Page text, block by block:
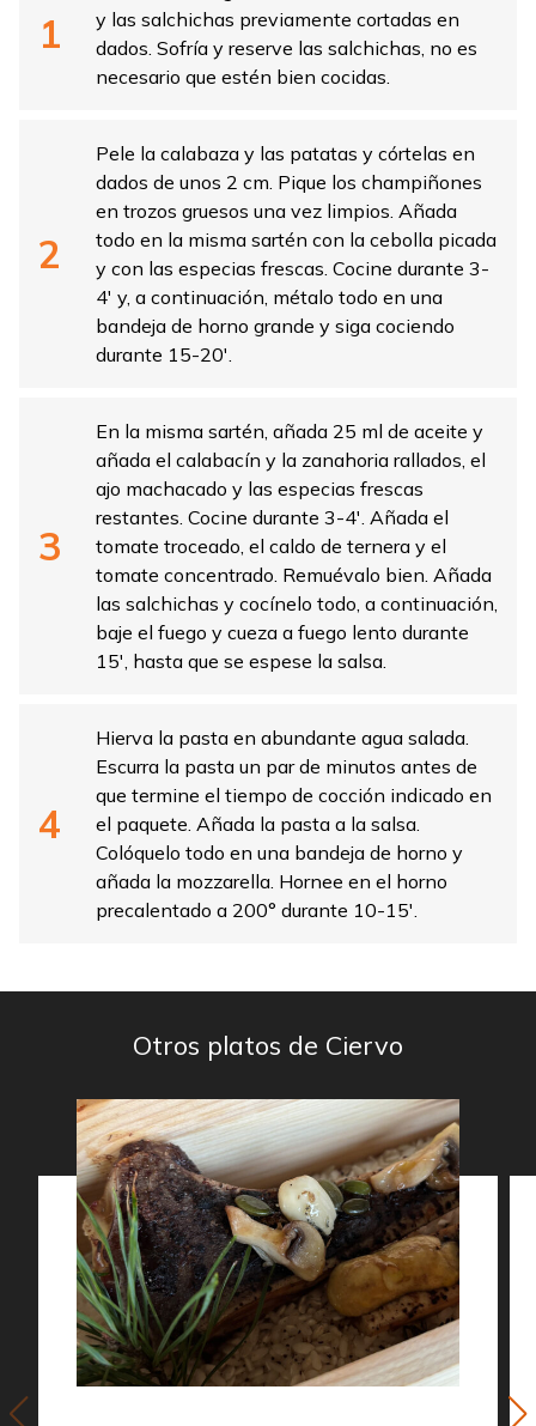
y las salchichas previamente cortadas en
dados. Sofría y reserve las salchichas, no es
necesario que estén bien cocidas.
Pele la calabaza y las patatas y córtelas en
dados de unos 2 cm. Pique los champiñones
en trozos gruesos una vez limpios. Añada
todo en la misma sartén con la cebolla picada
y con las especias frescas. Cocine durante 3-
4′ y, a continuación, métalo todo en una
bandeja de horno grande y siga cociendo
durante 15-20′.
En la misma sartén, añada 25 ml de aceite y
añada el calabacín y la zanahoria rallados, el
ajo machacado y las especias frescas
restantes. Cocine durante 3-4′. Añada el
tomate troceado, el caldo de ternera y el
tomate concentrado. Remuévalo bien. Añada
las salchichas y cocínelo todo, a continuación,
baje el fuego y cueza a fuego lento durante
15′, hasta que se espese la salsa.
Hierva la pasta en abundante agua salada.
Escurra la pasta un par de minutos antes de
que termine el tiempo de cocción indicado en
el paquete. Añada la pasta a la salsa.
Colóquelo todo en una bandeja de horno y
añada la mozzarella. Hornee en el horno
precalentado a 200° durante 10-15′.
Otros platos de Ciervo